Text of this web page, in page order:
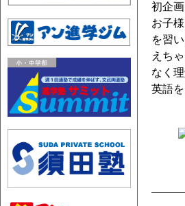
初企
お子
を習
えち
なく
英語